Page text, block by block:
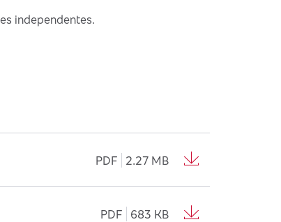
independentes.
PDF 2.27 MB
PDF 683 KB